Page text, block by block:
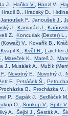
J. Haňka V. Hanzl V.
Hradil B. Hradský D.
Janoušek F. Janoušek J.
J. Kamarád J.
Z. Koncuriak (Dexter) L.
V. Kovařík B.
Kvapil K. Květ R.
Laichter
Mareček K. Mareš J.
J. Musálek A.
Mužík
Novotný E. Novotný J.
F. Petrášek Š.
B. Procházka V.
P. Sapák J.
Sedláček M.
O. Soukup V.
Spitz V.
A. Šejbl J. Šesták A.